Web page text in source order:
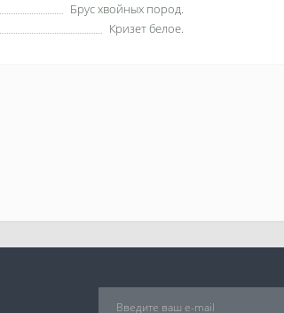
Брус хвойных пород.
Кризет белое.